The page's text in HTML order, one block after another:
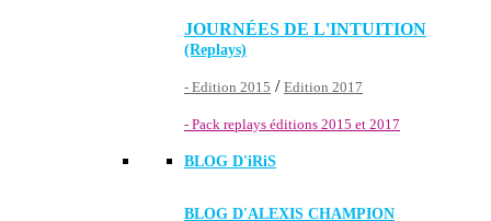
JOURNÉES DE L'INTUITION
(Replays)
- Edition 2015 / Edition 2017
- Pack replays éditions 2015 et 2017
BLOG D'iRiS
BLOG D'ALEXIS CHAMPION